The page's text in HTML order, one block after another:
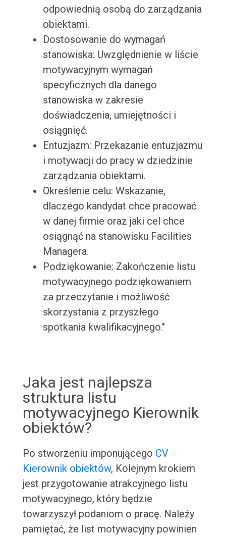
odpowiednią osobą do zarządzania
obiektami.
Dostosowanie do wymagań
stanowiska: Uwzględnienie w liście
motywacyjnym wymagań
specyficznych dla danego
stanowiska w zakresie
doświadczenia, umiejętności i
osiągnięć.
Entuzjazm: Przekazanie entuzjazmu
i motywacji do pracy w dziedzinie
zarządzania obiektami.
Określenie celu: Wskazanie,
dlaczego kandydat chce pracować
w danej firmie oraz jaki cel chce
osiągnąć na stanowisku Facilities
Managera.
Podziękowanie: Zakończenie listu
motywacyjnego podziękowaniem
za przeczytanie i możliwość
skorzystania z przyszłego
spotkania kwalifikacyjnego."
Jaka jest najlepsza
struktura listu
motywacyjnego Kierownik
obiektów?
Po stworzeniu imponującego CV
Kierownik obiektów, Kolejnym krokiem
jest przygotowanie atrakcyjnego listu
motywacyjnego, który będzie
towarzyszył podaniom o pracę. Należy
pamiętać, że list motywacyjny powinien